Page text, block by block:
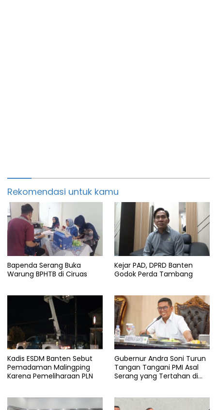
Rekomendasi untuk kamu
Bapenda Serang Buka
Warung BPHTB di Ciruas
Kejar PAD, DPRD Banten
Godok Perda Tambang
Kadis ESDM Banten Sebut
Pemadaman Malingping
Karena Pemeliharaan PLN
Gubernur Andra Soni Turun
Tangan Tangani PMI Asal
Serang yang Tertahan di